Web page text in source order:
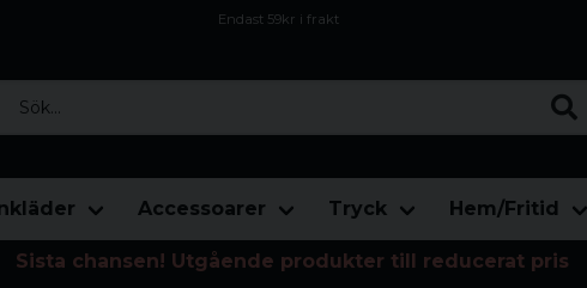
Endast 59kr i frakt
Accessoarer Tryck Hem/Fritid
Sista chansen! Utgående produkter till reducerat pris